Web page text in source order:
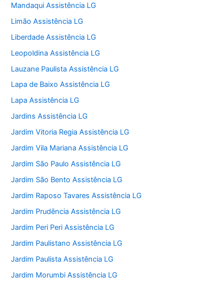
Mandaqui Assistência LG
Limão Assistência LG
Liberdade Assistência LG
Leopoldina Assistência LG
Lauzane Paulista Assistência LG
Lapa de Baixo Assistência LG
Lapa Assistência LG
Jardins Assistência LG
Jardim Vitoria Regia Assistência LG
Jardim Vila Mariana Assistência LG
Jardim São Paulo Assistência LG
Jardim São Bento Assistência LG
Jardim Raposo Tavares Assistência LG
Jardim Prudência Assistência LG
Jardim Peri Peri Assistência LG
Jardim Paulistano Assistência LG
Jardim Paulista Assistência LG
Jardim Morumbi Assistência LG